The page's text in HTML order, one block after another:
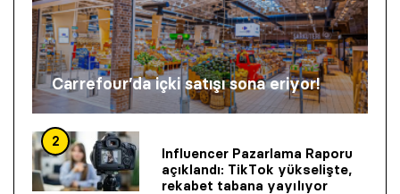
Carrefour’da içki satışı sona eriyor!
2
Influencer Pazarlama Raporu
açıklandı: TikTok yükselişte,
rekabet tabana yayılıyor